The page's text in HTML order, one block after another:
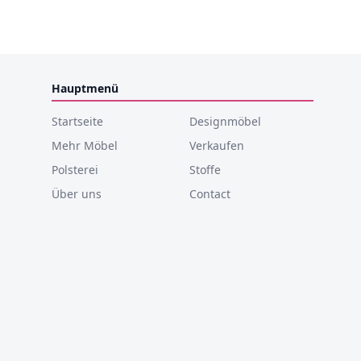
Hauptmenü
Startseite
Designmöbel
Mehr Möbel
Verkaufen
Polsterei
Stoffe
Über uns
Contact